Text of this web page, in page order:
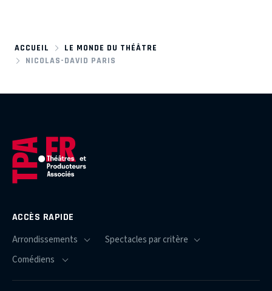
ACCUEIL
LE MONDE DU THÉÂTRE
NICOLAS-DAVID PARIS
ACCÈS RAPIDE